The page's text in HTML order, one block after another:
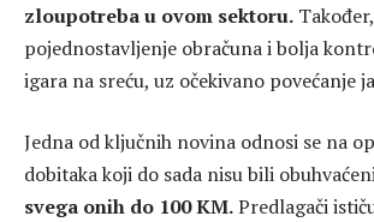
zloupotreba u ovom sektoru.
pojednostavljenje obračuna i bolja
igara na sreću, uz očekivano povećanje
Jedna od ključnih novina odnosi se na
dobitaka koji do sada nisu bili
svega onih do 100 KM.Predlagači